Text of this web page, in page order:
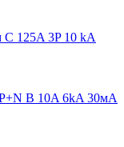
125A 3P 10 kA